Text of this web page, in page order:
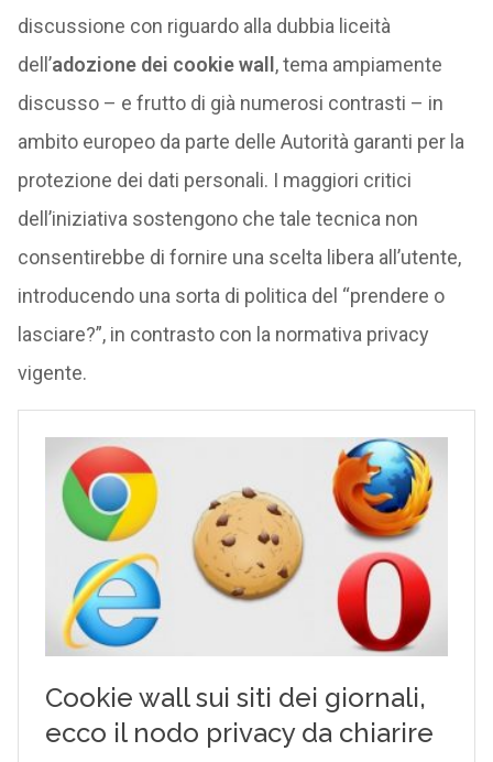
discussione con riguardo alla dubbia liceità
dell’adozione dei cookie wall , tema ampiamente
discusso – e frutto di già numerosi contrasti – in
ambito europeo da parte delle Autorità garanti per la
protezione dei dati personali. I maggiori critici
dell’iniziativa sostengono che tale tecnica non
consentirebbe di fornire una scelta libera all’utente,
introducendo una sorta di politica del “prendere o
lasciare?”, in contrasto con la normativa privacy
vigente.